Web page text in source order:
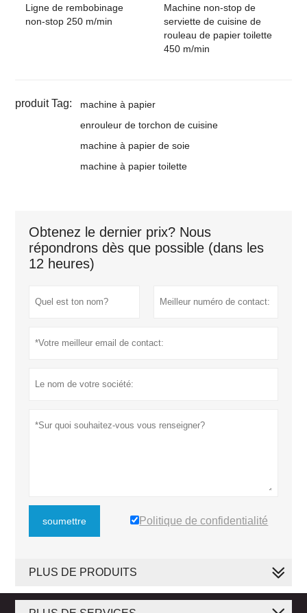
Ligne de rembobinage
non-stop 250 m/min
Machine non-stop de
serviette de cuisine de
rouleau de papier toilette
450 m/min
produit Tag:
machine à papier
enrouleur de torchon de cuisine
machine à papier de soie
machine à papier toilette
Obtenez le dernier prix? Nous
répondrons dès que possible (dans les
12 heures)
soumettre Politique de confidentialité
PLUS DE PRODUITS